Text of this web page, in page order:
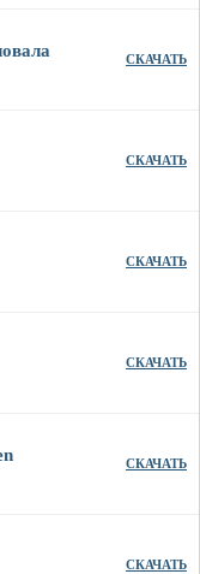
СКАЧАТЬ
СКАЧАТЬ
СКАЧАТЬ
СКАЧАТЬ
СКАЧАТЬ
СКАЧАТЬ